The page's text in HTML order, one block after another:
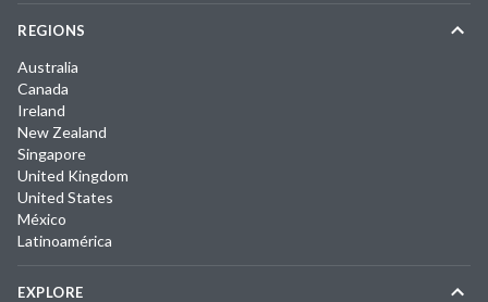
REGIONS
Australia
Canada
Ireland
New Zealand
Singapore
United Kingdom
United States
México
Latinoamérica
EXPLORE